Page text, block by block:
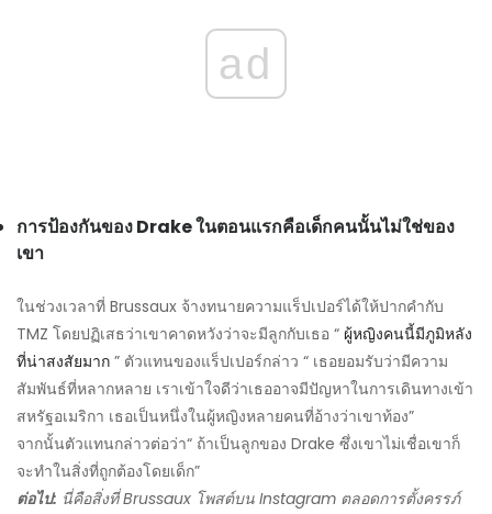
ad
การป้องกันของ Drake ในตอนแรกคือเด็กคนนั้นไม่ใช่ของ
เขา
ในช่วงเวลาที่ Brussaux จ้างทนายความแร็ปเปอร์ได้ให้ปากคำกับ
TMZ โดยปฏิเสธว่าเขาคาดหวังว่าจะมีลูกกับเธอ “ ผู้หญิงคนนี้มีภูมิหลัง
ที่น่าสงสัยมาก ” ตัวแทนของแร็ปเปอร์กล่าว “ เธอยอมรับว่ามีความ
สัมพันธ์ที่หลากหลาย เราเข้าใจดีว่าเธออาจมีปัญหาในการเดินทางเข้า
สหรัฐอเมริกา เธอเป็นหนึ่งในผู้หญิงหลายคนที่อ้างว่าเขาท้อง”
จากนั้นตัวแทนกล่าวต่อว่า“ ถ้าเป็นลูกของ Drake ซึ่งเขาไม่เชื่อเขาก็
จะทำในสิ่งที่ถูกต้องโดยเด็ก”
ต่อไป: นี่คือสิ่งที่ Brussaux โพสต์บน Instagram ตลอดการตั้งครรภ์